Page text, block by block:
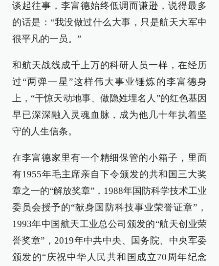
谈起往事，李富德始终低调而谦逊，说得最多
的话是：“我没做过什么大事，只是航天大军中
很平凡的一员。”
和航天战线成千上万的科研人员一样，在经历
过“两弹一星”这样伟大事业锤炼的李富德身
上，“干惊天动地事、做隐姓埋名人”的红色基因
早已深深融入灵魂血脉，成为他几十年执着坚
守的人生信条。
在李富德家里有一个精细保管的小箱子，里面
有1955年毛主席亲自下令颁发的共和国三大奖
章之一的“解放奖章”，1988年国防科学技术工业
委员会授予的“献身国防科技事业荣誉证章”，
1993年中国航天工业总公司颁发的“航天创业荣
誉奖章”，2019年中共中央、国务院、中央军委
颁发的“庆祝中华人民共和国成立70周年纪念